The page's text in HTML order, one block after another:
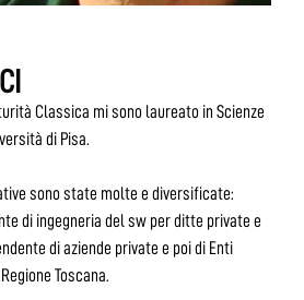
Classica mi sono laureato in Scienze
di Pisa.
sono state molte e diversificate:
di ingegneria del sw per ditte private e
di aziende private e poi di Enti
Toscana.